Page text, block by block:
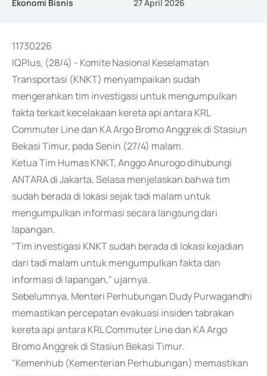
Ekonomi Bisnis 27 April 2026
11730226
IQPlus, (28/4) - Komite Nasional Keselamatan
Transportasi (KNKT) menyampaikan sudah
mengerahkan tim investigasi untuk mengumpulkan
fakta terkait kecelakaan kereta api antara KRL
Commuter Line dan KA Argo Bromo Anggrek di Stasiun
Bekasi Timur, pada Senin (27/4) malam.
Ketua Tim Humas KNKT, Anggo Anurogo dihubungi
ANTARA di Jakarta, Selasa menjelaskan bahwa tim
sudah berada di lokasi sejak tadi malam untuk
mengumpulkan informasi secara langsung dari
lapangan.
"Tim investigasi KNKT sudah berada di lokasi kejadian
dari tadi malam untuk mengumpulkan fakta dan
informasi di lapangan," ujarnya.
Sebelumnya, Menteri Perhubungan Dudy Purwagandhi
memastikan percepatan evakuasi insiden tabrakan
kereta api antara KRL Commuter Line dan KA Argo
Bromo Anggrek di Stasiun Bekasi Timur.
"Kemenhub (Kementerian Perhubungan) memastikan